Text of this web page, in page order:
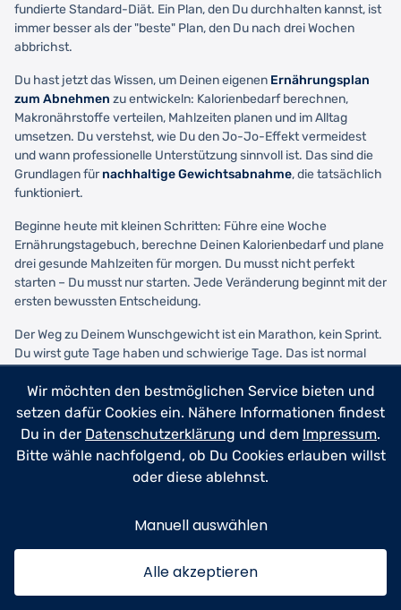
fundierte Standard-Diät. Ein Plan, den Du durchhalten kannst, ist
immer besser als der "beste" Plan, den Du nach drei Wochen
abbrichst.
Du hast jetzt das Wissen, um Deinen eigenen Ernährungsplan
zum Abnehmen zu entwickeln: Kalorienbedarf berechnen,
Makronährstoffe verteilen, Mahlzeiten planen und im Alltag
umsetzen. Du verstehst, wie Du den Jo-Jo-Effekt vermeidest
und wann professionelle Unterstützung sinnvoll ist. Das sind die
Grundlagen fürnachhaltige Gewichtsabnahme, die tatsächlich
funktioniert.
Beginne heute mit kleinen Schritten: Führe eine Woche
Ernährungstagebuch, berechne Deinen Kalorienbedarf und plane
drei gesunde Mahlzeiten für morgen. Du musst nicht perfekt
starten – Du musst nur starten. Jede Veränderung beginnt mit der
ersten bewussten Entscheidung.
Der Weg zu Deinem Wunschgewicht ist ein Marathon, kein Sprint.
Du wirst gute Tage haben und schwierige Tage. Das ist normal
täglichen Schwankungen. Mit dem richtigenindividuellen
Diätplanund realistischen Erwartungen erreichst Du Dein Ziel –
und hältst es auch.
Vergiss nicht: Abnehmen ist nicht nur eine Zahl auf der Waage. Es
geht um mehr Energie, bessere Gesundheit, höheres
Diese Veränderung beginnt in Deinem Kopf, wird durch Deinen
schaffst das – einen Schritt nach dem anderen.
Wir möchten den bestmöglichen Service bieten und
setzen dafür Cookies ein. Nähere Informationen findest
Du in der Datenschutzerklärung und dem Impressum.
Bitte wähle nachfolgend, ob Du Cookies erlauben willst
oder diese ablehnst.
Manuell auswählen
Alle akzeptieren